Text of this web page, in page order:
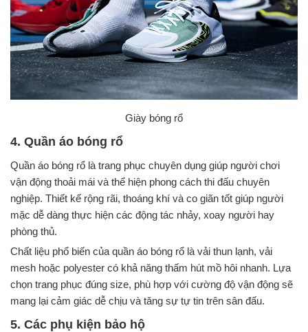
Giày bóng rổ
4. Quần áo bóng rổ
Quần áo bóng rổ là trang phục chuyên dụng giúp người chơi
vận động thoải mái và thể hiện phong cách thi đấu chuyên
nghiệp. Thiết kế rộng rãi, thoáng khí và co giãn tốt giúp người
mặc dễ dàng thực hiện các động tác nhảy, xoay người hay
phòng thủ.
Chất liệu phổ biến của quần áo bóng rổ là vải thun lạnh, vải
mesh hoặc polyester có khả năng thấm hút mồ hôi nhanh. Lựa
chọn trang phục đúng size, phù hợp với cường độ vận động sẽ
mang lại cảm giác dễ chịu và tăng sự tự tin trên sân đấu.
5. Các phụ kiện bảo hộ